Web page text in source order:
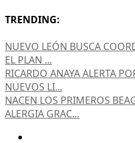
TRENDING:
NUEVO LEÓN BUSCA
EL PLAN ...
RICARDO ANAYA ALERTA
NUEVOS LI...
NACEN LOS PRIMEROS
ALERGIA GRAC...